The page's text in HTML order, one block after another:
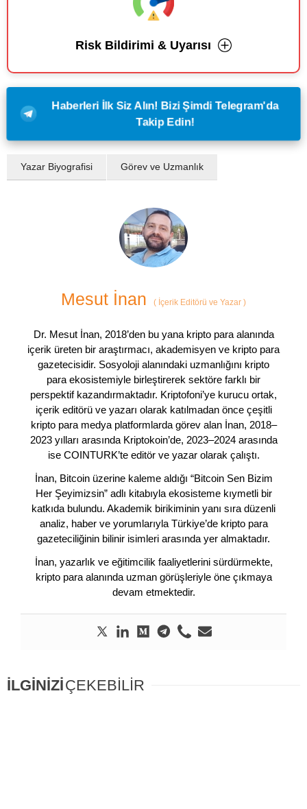
Risk Bildirimi & Uyarısı
Haberleri İlk Siz Alın! Bizi Şimdi Telegram'da
Takip Edin!
Yazar Biyografisi Görev ve Uzmanlık
Mesut İnan ( İçerik Editörü ve Yazar )
Dr. Mesut İnan, 2018’den bu yana kripto para alanında
içerik üreten bir araştırmacı, akademisyen ve kripto para
gazetecisidir. Sosyoloji alanındaki uzmanlığını kripto
para ekosistemiyle birleştirerek sektöre farklı bir
perspektif kazandırmaktadır. Kriptofoni’ye kurucu ortak,
içerik editörü ve yazarı olarak katılmadan önce çeşitli
kripto para medya platformlarda görev alan İnan, 2018–
2023 yılları arasında Kriptokoin’de, 2023–2024 arasında
ise COINTURK’te editör ve yazar olarak çalıştı.
İnan, Bitcoin üzerine kaleme aldığı “Bitcoin Sen Bizim
Her Şeyimizsin” adlı kitabıyla ekosisteme kıymetli bir
katkıda bulundu. Akademik birikiminin yanı sıra düzenli
analiz, haber ve yorumlarıyla Türkiye’de kripto para
gazeteciliğinin bilinir isimleri arasında yer almaktadır.
İnan, yazarlık ve eğitimcilik faaliyetlerini sürdürmekte,
kripto para alanında uzman görüşleriyle öne çıkmaya
devam etmektedir.
İLGİNİZİÇEKEBİLİR